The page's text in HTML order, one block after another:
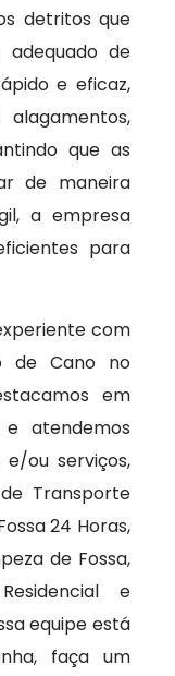
detritos que
de
e eficaz,
que as
de maneira
a empresa
para
com
de Cano no
em
e atendemos
ou serviços,
Transporte
24 Horas,
de Fossa,
e
equipe está
faça um